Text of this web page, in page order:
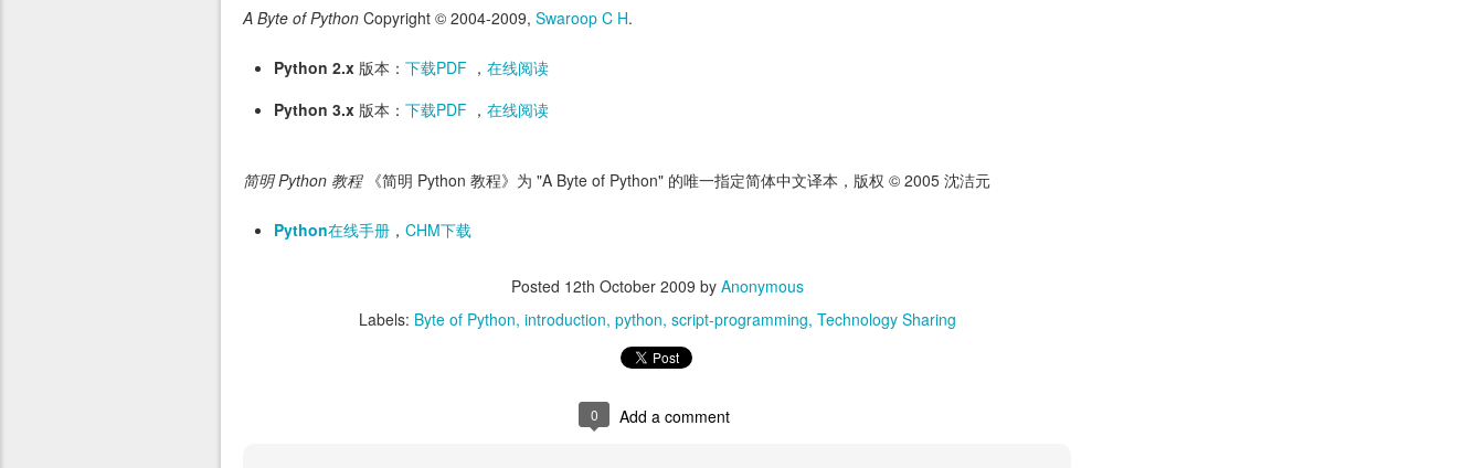
A Byte of Python Copyright © 2004-2009, Swaroop C H.
Python 2.x 版本： 下载PDF ， 在线阅读
Python 3.x 版本： 下载PDF ， 在线阅读
简明 Python 教程《简明 Python 教程》为 "A Byte of Python" 的唯一指定简体中文译本，版权 © 2005 沈洁元
Python在线手册 ， CHM下载
Posted 12th October 2009 by Anonymous
Labels: Byte of Python introduction python script-programming Technology Sharing
0 Add a comment